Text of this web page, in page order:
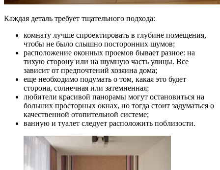
Каждая деталь требует тщательного подхода:
комнату лучше спроектировать в глубине помещения,
чтобы не было слышно посторонних шумов;
расположение оконных проемов бывает разное: на
тихую сторону или на шумную часть улицы. Все
зависит от предпочтений хозяина дома;
еще необходимо подумать о том, какая это будет
сторона, солнечная или затемненная;
любители красивой панорамы могут остановиться на
больших просторных окнах, но тогда стоит задуматься о
качественной отопительной системе;
ванную и туалет следует расположить поблизости.